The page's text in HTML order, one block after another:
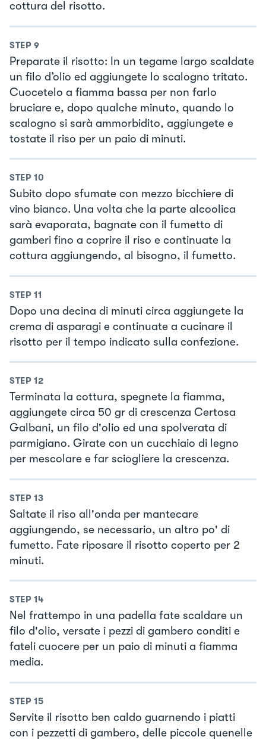
cottura del risotto.
STEP 9
Preparate il risotto: In un tegame largo scaldate
un filo d’olio ed aggiungete lo scalogno tritato.
Cuocetelo a fiamma bassa per non farlo
bruciare e, dopo qualche minuto, quando lo
scalogno si sarà ammorbidito, aggiungete e
tostate il riso per un paio di minuti.
STEP 10
Subito dopo sfumate con mezzo bicchiere di
vino bianco. Una volta che la parte alcoolica
sarà evaporata, bagnate con il fumetto di
gamberi fino a coprire il riso e continuate la
cottura aggiungendo, al bisogno, il fumetto.
STEP 11
Dopo una decina di minuti circa aggiungete la
crema di asparagi e continuate a cucinare il
risotto per il tempo indicato sulla confezione.
STEP 12
Terminata la cottura, spegnete la fiamma,
aggiungete circa 50 gr di crescenza Certosa
Galbani, un filo d'olio ed una spolverata di
parmigiano. Girate con un cucchiaio di legno
per mescolare e far sciogliere la crescenza.
STEP 13
Saltate il riso all'onda per mantecare
aggiungendo, se necessario, un altro po' di
fumetto. Fate riposare il risotto coperto per 2
minuti.
STEP 14
Nel frattempo in una padella fate scaldare un
filo d'olio, versate i pezzi di gambero conditi e
fateli cuocere per un paio di minuti a fiamma
media.
STEP 15
Servite il risotto ben caldo guarnendo i piatti
con i pezzetti di gambero, delle piccole quenelle